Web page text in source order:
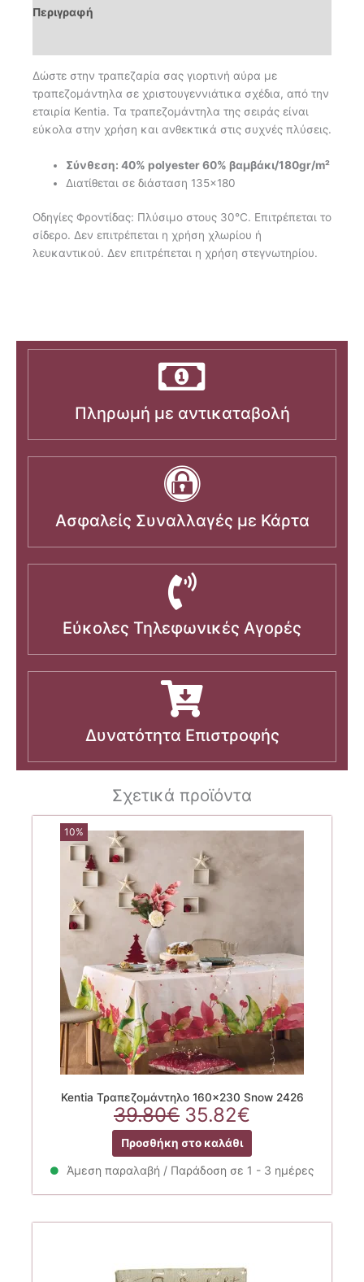
Περιγραφή
Δώστε στην τραπεζαρία σας γιορτινή αύρα με
τραπεζομάντηλα σε χριστουγεννιάτικα σχέδια, από την
εταιρία Kentia. Τα τραπεζομάντηλα της σειράς είναι
εύκολα στην χρήση και ανθεκτικά στις συχνές πλύσεις.
Σύνθεση: 40% polyester 60% βαμβάκι/180gr/m²
Διατίθεται σε διάσταση 135×180
Οδηγίες Φροντίδας: Πλύσιμο στους 30°C. Επιτρέπεται το
σίδερο. Δεν επιτρέπεται η χρήση χλωρίου ή
λευκαντικού. Δεν επιτρέπεται η χρήση στεγνωτηρίου.
Πληρωμή με αντικαταβολή
Ασφαλείς Συναλλαγές με Κάρτα
Εύκολες Τηλεφωνικές Αγορές
Δυνατότητα Επιστροφής
Σχετικά προϊόντα
10%
Kentia Τραπεζομάντηλο 160×230 Snow 2426
39.80€ Original
price
was:
39.80€.
35.82€
τρέχουσα
τιμή
είναι:
Προσθήκη στο καλάθι
Άμεση παραλαβή / Παράδοση σε 1 - 3 ημέρες